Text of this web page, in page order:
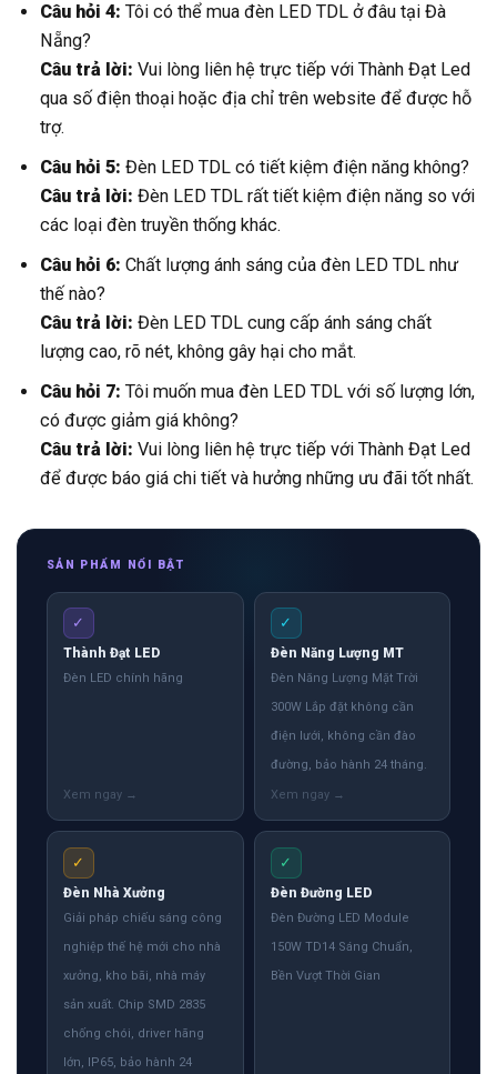
Câu hỏi 4: Tôi có thể mua đèn LED TDL ở đâu tại Đà
Nẵng?
Câu trả lời: Vui lòng liên hệ trực tiếp với Thành Đạt Led
qua số điện thoại hoặc địa chỉ trên website để được hỗ
trợ.
Câu hỏi 5: Đèn LED TDL có tiết kiệm điện năng không?
Câu trả lời: Đèn LED TDL rất tiết kiệm điện năng so với
các loại đèn truyền thống khác.
Câu hỏi 6: Chất lượng ánh sáng của đèn LED TDL như
thế nào?
Câu trả lời: Đèn LED TDL cung cấp ánh sáng chất
lượng cao, rõ nét, không gây hại cho mắt.
Câu hỏi 7: Tôi muốn mua đèn LED TDL với số lượng lớn,
có được giảm giá không?
Câu trả lời: Vui lòng liên hệ trực tiếp với Thành Đạt Led
để được báo giá chi tiết và hưởng những ưu đãi tốt nhất.
SẢN PHẨM NỔI BẬT
✓
Thành Đạt LED
Đèn LED chính hãng
✓
Đèn Năng Lượng MT
Đèn Năng Lượng Mặt Trời
300W Lắp đặt không cần
điện lưới, không cần đào
đường, bảo hành 24 tháng.
✓
Đèn Nhà Xưởng
Giải pháp chiếu sáng công
nghiệp thế hệ mới cho nhà
xưởng, kho bãi, nhà máy
sản xuất. Chip SMD 2835
chống chói, driver hãng
lớn, IP65, bảo hành 24
✓
Đèn Đường LED
Đèn Đường LED Module
150W TD14 Sáng Chuẩn,
Bền Vượt Thời Gian